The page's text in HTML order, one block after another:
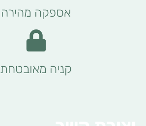
אספקה מהירה
קניה מאובטחת